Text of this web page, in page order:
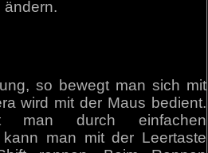
ändern.
so bewegt man sich mit
wird mit der Maus bedient.
man durch einfachen
man mit der Leertaste